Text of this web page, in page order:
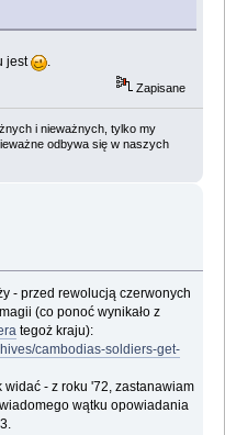
jest
Zapisane
i nieważnych, tylko my
odbywa się w naszych
- przed rewolucją czerwonych
(co ponoć wynikało z
tegoż kraju):
cambodias-soldiers-get-
- z roku '72, zastanawiam
wątku opowiadania